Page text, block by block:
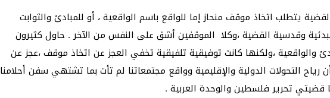
يتطلب اتخاذ موقف منحاز إما للواقع باسم الواقعية ، أو للمبادئ والثوابت
وقدسية القضية ،وكلا الموقفين أشق على النفس من الآخر . حاول كثيرون
والواقعية ،ولكنها كانت توفيقية تلفيقية تخفي العجز عن اتخاذ موقف ،عجز عن
رياح التحولات الدولية والإقليمية وواقع مجتمعاتنا لم تأت بما تشتهي سفن أحلامنا
قضيتي تحرير فلسطين والوحدة العربية .